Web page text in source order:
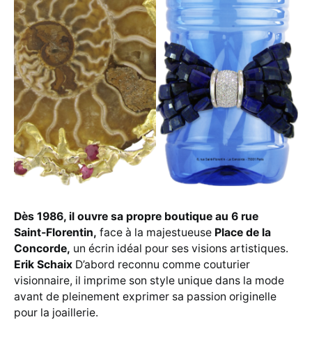
Dès 1986, il ouvre sa propre boutique au 6 rue
Saint‑Florentin, face à la majestueuse Place de la
Concorde, un écrin idéal pour ses visions artistiques.
Erik Schaix D’abord reconnu comme couturier
visionnaire, il imprime son style unique dans la mode
avant de pleinement exprimer sa passion originelle
pour la joaillerie.